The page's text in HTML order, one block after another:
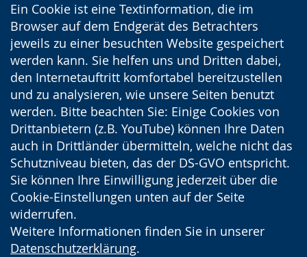
Ein Cookie ist eine Textinformation, die im
Browser auf dem Endgerät des Betrachters
jeweils zu einer besuchten Website gespeichert
werden kann. Sie helfen uns und Dritten dabei,
den Internetauftritt komfortabel bereitzustellen
und zu analysieren, wie unsere Seiten benutzt
werden. Bitte beachten Sie: Einige Cookies von
Drittanbietern (z.B. YouTube) können Ihre Daten
auch in Drittländer übermitteln, welche nicht das
Schutzniveau bieten, das der DS-GVO entspricht.
Sie können Ihre Einwilligung jederzeit über die
Cookie-Einstellungen unten auf der Seite
widerrufen.
Weitere Informationen finden Sie in unserer
Datenschutzerklärung.